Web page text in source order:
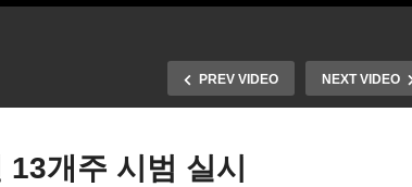
PREV VIDEO NEXT VIDEO
개주 시범 실시